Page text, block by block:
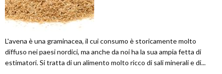
L'avena è una graminacea, il cui consumo è storicamente molto
diffuso nei paesi nordici, ma anche da noi ha la sua ampia fetta di
estimatori. Si tratta di un alimento molto ricco di sali minerali e di...